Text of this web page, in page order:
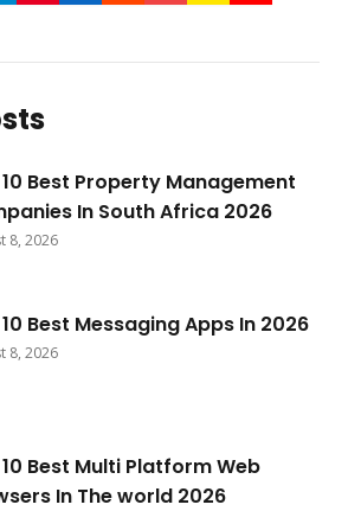
Best Property Management
In South Africa 2026
8, 2026
Best Messaging Apps In 2026
8, 2026
Best Multi Platform Web
In The world 2026